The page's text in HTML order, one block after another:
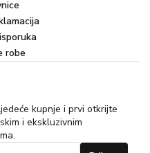
robe
kupnje i prvi otkrijte
i ekskluzivnim